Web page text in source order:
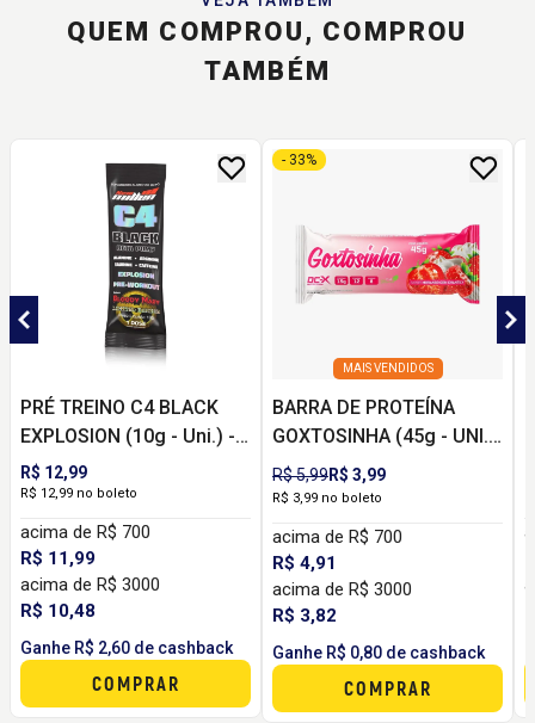
QUEM COMPROU, COMPROU
TAMBÉM
PRÉ TREINO C4 BLACK
EXPLOSION (10g - Uni.) -
NEW MILLEN
R$ 12,99
R$ 12,99 no boleto
acima de R$ 700
R$ 11,99
acima de R$ 3000
R$ 10,48
Ganhe R$ 2,60 de cashback
COMPRAR
MAIS VENDIDOS
BARRA DE PROTEÍNA
GOXTOSINHA (45g - UNI.)
- DCX NUTRITION
R$ 5,99R$ 3,99
- 33%
R$ 3,99 no boleto
acima de R$ 700
R$ 4,91
acima de R$ 3000
R$ 3,82
Ganhe R$ 0,80 de cashback
COMPRAR